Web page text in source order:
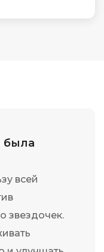
была
всей
звездочек.